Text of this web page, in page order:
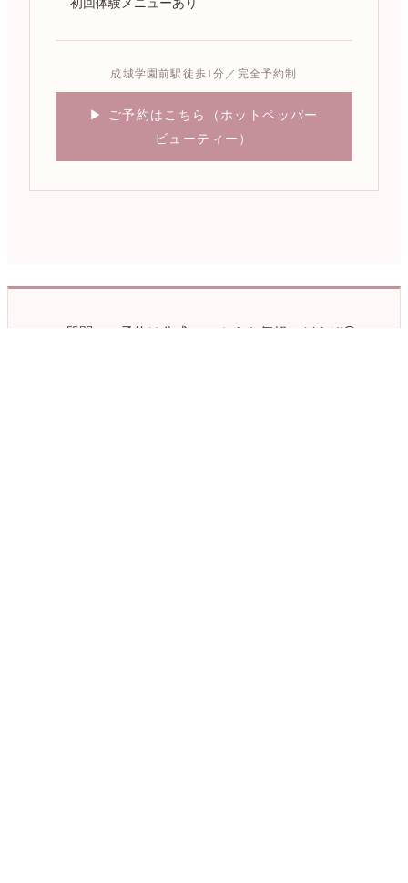
成城学園前駅徒歩1分／完全予約制
▶ ご予約はこちら（ホットペッパー
ビューティー）
ご質問・ご予約は公式LINEからお気軽にどうぞ😊